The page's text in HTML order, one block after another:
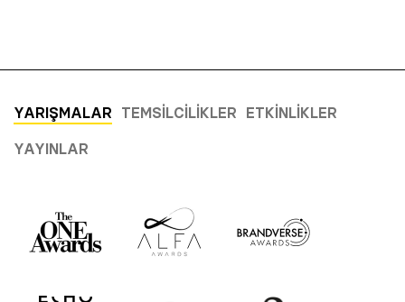
YARIŞMALAR TEMSILCILIKLER ETKINLIKLER
YAYINLAR